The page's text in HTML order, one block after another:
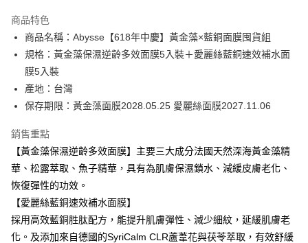
合作金庫商業銀行
華南商業銀行
彰化商業銀行
上海商業儲蓄銀行
台北富邦商業銀行
國泰世華商業銀行
臺灣中小企業銀行
匯豐（台灣）商業銀行
華泰商業銀行
聯邦商業銀行
遠東國際商業銀行
元大商業銀行
台新國際商業銀行
中國信託商業銀行
台灣樂天信用卡公司
6 期 0 利率 每期
華南商業銀行
彰化商業銀行
上海商業儲蓄銀行
國泰世華商業銀行
臺灣中小企業銀行
台中商業銀行
聯邦商業銀行
元大商業銀行
永豐商業銀行
玉山商業銀行
星展（台灣）商業銀行
台灣樂天信用卡公司
超商取貨付款
LINE Pay
Apple Pay
街口支付
悠遊付
全盈+PAY
商品特色
商品名稱：Abysse【618年中慶】黃金藻×藍銅面膜囤貨組
規格：黃金藻保濕逆齡多效面膜5入裝＋愛麗絲藍銅速效補水面
膜5入裝
產地：台灣
保存期限：黃金藻面膜2028.05.25 愛麗絲面膜2027.11.06
銷售重點
【黃金藻保濕逆齡多效面膜】主要三大成分法國天然深海黃金藻精
華、松露萃取、魚子精華，具有為肌膚保濕鎖水、減緩皮膚老化、
恢復彈性的功效。
【愛麗絲藍銅速效補水面膜】
採用高效藍銅胜肽配方，能提升肌膚彈性、減少細紋，延緩肌膚老
化。及添加來自德國的SyriCalm CLR蘆葦花與茯苓萃取，有效舒緩